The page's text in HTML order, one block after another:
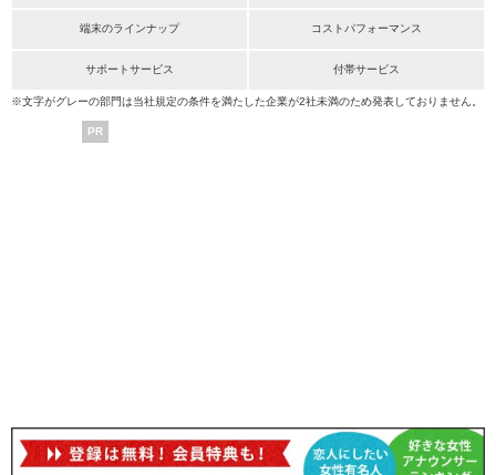
端末のラインナップ コストパフォーマンス
サポートサービス 付帯サービス
※文字がグレーの部門は当社規定の条件を満たした企業が2社未満のため発表しておりません。
PR